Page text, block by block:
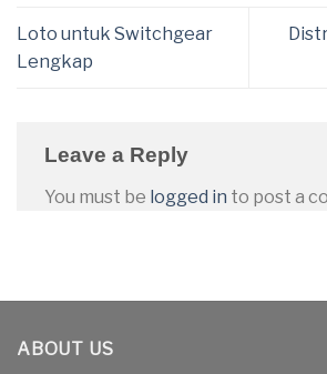
Loto untuk Switchgear
Lengkap
Leave a Reply
You must be logged in to post a
ABOUT US